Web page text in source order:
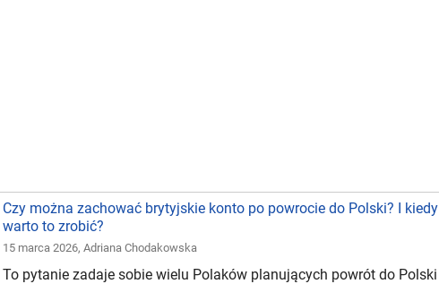
Czy można zachować brytyjskie konto po powrocie do Polski? I kiedy
warto to zrobić?
15 marca 2026, Adriana Chodakowska
To pytanie zadaje sobie wielu Polaków planujących powrót do Polski